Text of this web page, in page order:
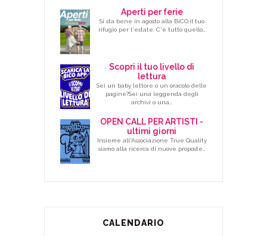
Aperti per ferie
Si sta bene in agosto alla BiCO,il tuo
rifugio per l'estate: C'è tutto quello…
Scopri il tuo livello di
lettura
Sei un baby lettore o un oracolo delle
pagine?Sei una leggenda degli
archivi o una…
OPEN CALL PER ARTISTI -
ultimi giorni
Insieme all'Associazione True Quality
siamo alla ricerca di nuove proposte…
CALENDARIO